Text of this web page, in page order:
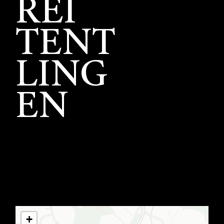
REI
TENT
LING
EN
+